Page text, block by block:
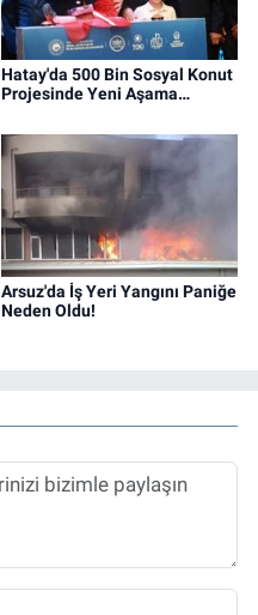
Hatay'da 500 Bin Sosyal Konut
Projesinde Yeni Aşama…
Arsuz'da İş Yeri Yangını Paniğe
Neden Oldu!